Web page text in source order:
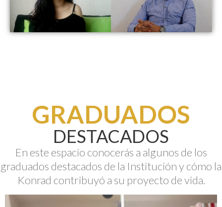
GRADUADOS
DESTACADOS
En este espacio conocerás a algunos de los
graduados destacados de la Institución y cómo la
Konrad contribuyó a su proyecto de vida.